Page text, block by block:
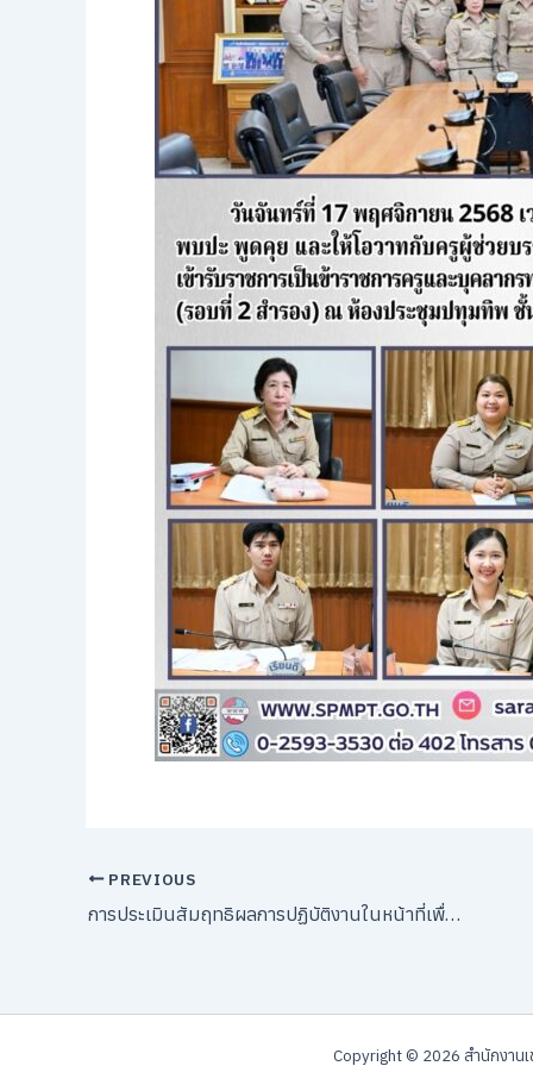
PREVIOUS
การประเมินสัมฤทธิผลการปฏิบัติงานในหน้าที่เพื่อพัฒนาการศึกษา ตำแหน่งผู้อำนวยการสถานศึกษา
Copyright © 2026 สํานักงา